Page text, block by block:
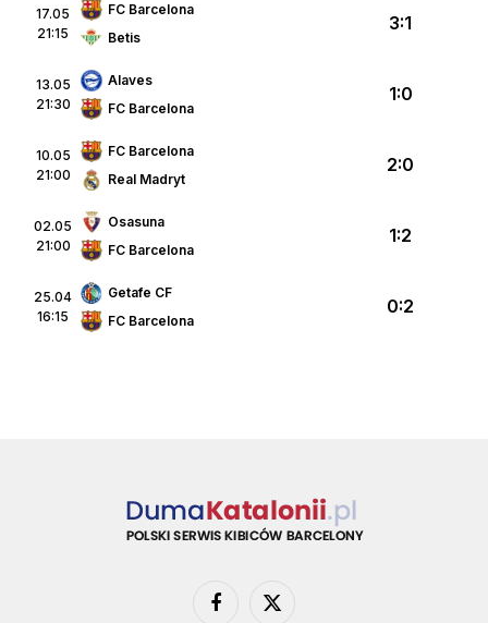
17.05
21:15
FC Barcelona
Betis
3:1
13.05
21:30
Alaves
FC Barcelona
1:0
10.05
21:00
FC Barcelona
Real Madryt
2:0
02.05
21:00
Osasuna
FC Barcelona
1:2
25.04
16:15
Getafe CF
FC Barcelona
0:2
Facebook
X